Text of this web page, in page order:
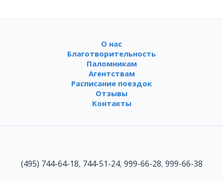
О нас
Благотворительность
Паломникам
Агентствам
Расписание поездок
Отзывы
Контакты
(495) 744-64-18, 744-51-24, 999-66-28, 999-66-38